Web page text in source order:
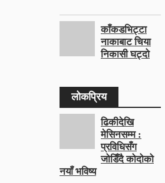
काँकडभिट्टा
नाकाबाट चिया
निकासी घट्दो
लोकप्रिय
ढिकीदेखि
मेसिनसम्म :
प्रविधिसँग
जोडिँदै कोदोको
नयाँ भविष्य